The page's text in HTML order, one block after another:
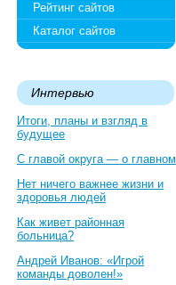
Рейтинг сайтов
Каталог сайтов
Интервью
Итоги, планы и взгляд в
будущее
С главой округа — о главном
Нет ничего важнее жизни и
здоровья людей
Как живет районная
больница?
Андрей Иванов: «Игрой
команды доволен!»